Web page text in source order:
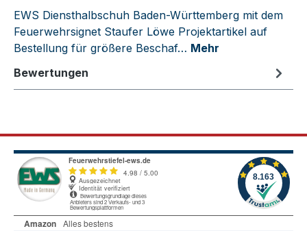
EWS Diensthalbschuh Baden-Württemberg mit dem
Feuerwehrsignet Staufer Löwe Projektartikel auf
Bestellung für größere Beschaf… Mehr
Bewertungen